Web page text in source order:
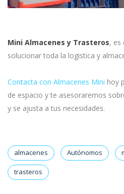
Mini Almacenes y Trasteros, es
solucionar toda la logistica y
Contacta con Almacenes Mini hoy
de espacio y te asesoraremos
y se ajusta a tus necesidades.
almacenes Autónomos
trasteros